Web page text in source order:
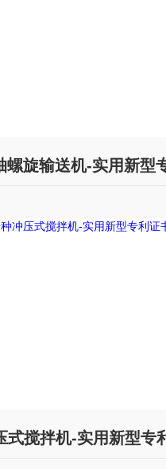
式搅拌机-实用新型专